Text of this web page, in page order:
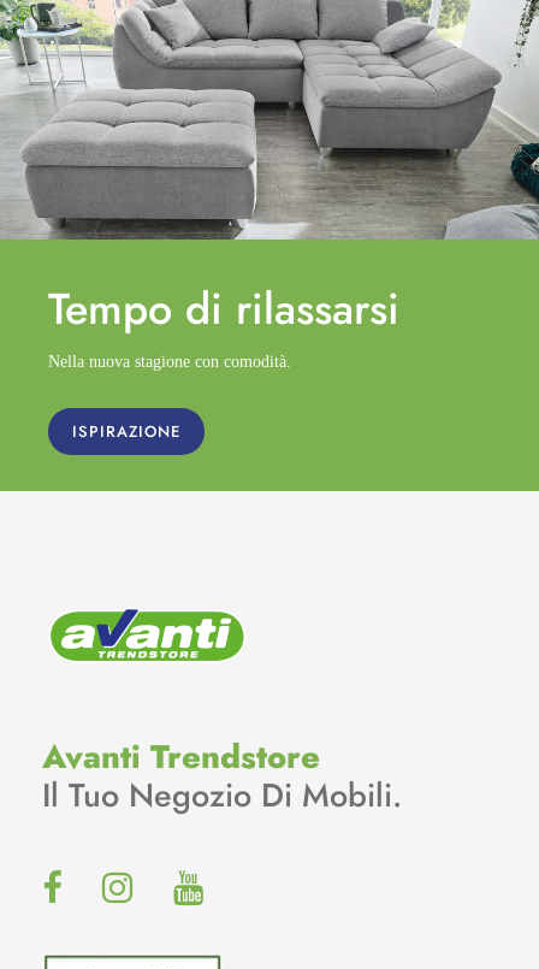
Tempo di rilassarsi
Nella nuova stagione con comodità.
ISPIRAZIONE
Avanti Trendstore
Il Tuo Negozio Di Mobili.